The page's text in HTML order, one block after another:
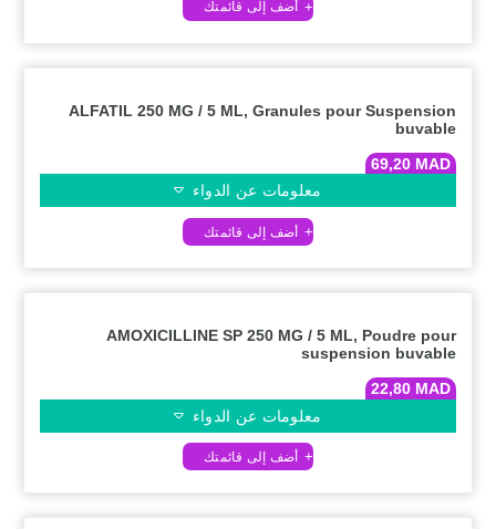
ALFATIL 250 MG / 5 ML, Granules pour Suspension
buvable
69,20 MAD
معلومات عن الدواء
AMOXICILLINE SP 250 MG / 5 ML, Poudre pour
suspension buvable
22,80 MAD
معلومات عن الدواء